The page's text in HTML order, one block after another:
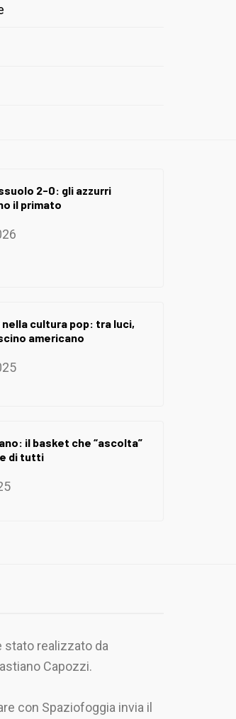
2-0: gli azzurri
il primato
nella cultura pop: tra luci,
americano
il basket che “ascolta”
di tutti
stato realizzato da
Capozzi.
con Spaziofoggia invia il